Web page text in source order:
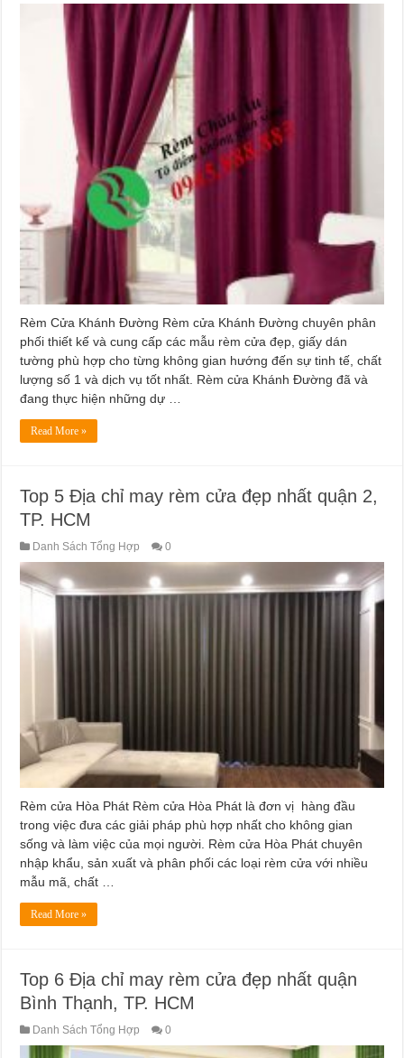
Rèm Cửa Khánh Đường Rèm cửa Khánh Đường chuyên phân
phối thiết kế và cung cấp các mẫu rèm cửa đẹp, giấy dán
tường phù hợp cho từng không gian hướng đến sự tinh tế, chất
lượng số 1 và dịch vụ tốt nhất. Rèm cửa Khánh Đường đã và
đang thực hiện những dự …
Read More »
Top 5 Địa chỉ may rèm cửa đẹp nhất quận 2,
TP. HCM
Danh Sách Tổng Hợp 0
Rèm cửa Hòa Phát Rèm cửa Hòa Phát là đơn vị hàng đầu
trong việc đưa các giải pháp phù hợp nhất cho không gian
sống và làm việc của mọi người. Rèm cửa Hòa Phát chuyên
nhập khẩu, sản xuất và phân phối các loại rèm cửa với nhiều
mẫu mã, chất …
Read More »
Top 6 Địa chỉ may rèm cửa đẹp nhất quận
Bình Thạnh, TP. HCM
Danh Sách Tổng Hợp 0